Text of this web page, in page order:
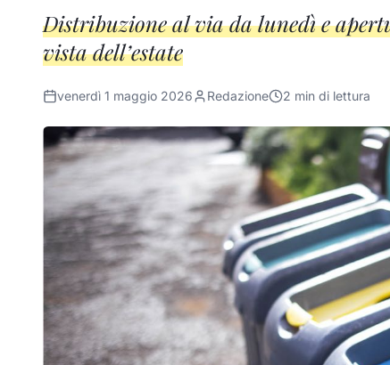
Distribuzione al via da lunedì e
vista dell’estate
venerdì 1 maggio 2026 Redazione 2 min di lettura